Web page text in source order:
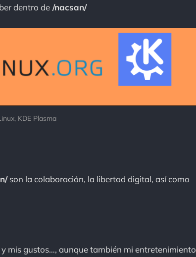
dentro de /nacsan/
KDE Plasma
son la colaboración, la libertad digital, así como
mis gustos…, aunque también mi entretenimiento